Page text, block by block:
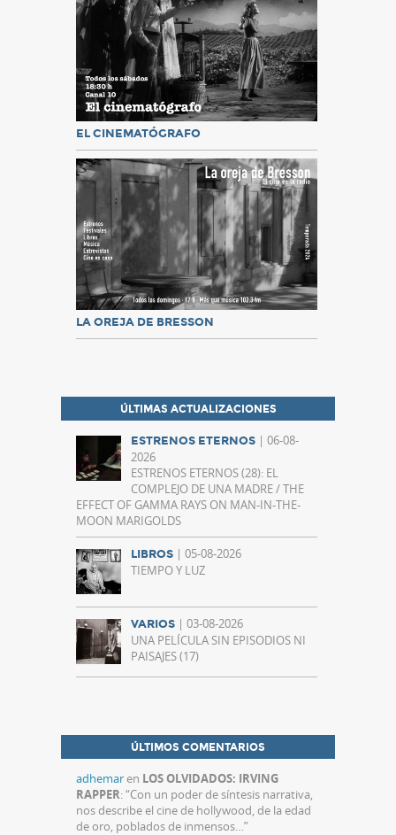
EL CINEMATÓGRAFO
LA OREJA DE BRESSON
ÚLTIMAS ACTUALIZACIONES
ESTRENOS ETERNOS | 06-08-
2026
ESTRENOS ETERNOS (28): EL
COMPLEJO DE UNA MADRE / THE
EFFECT OF GAMMA RAYS ON MAN-IN-THE-
MOON MARIGOLDS
LIBROS | 05-08-2026
TIEMPO Y LUZ
VARIOS | 03-08-2026
UNA PELÍCULA SIN EPISODIOS NI
PAISAJES (17)
ÚLTIMOS COMENTARIOS
adhemaren LOS OLVIDADOS: IRVING
RAPPER: “Con un poder de síntesis narrativa,
nos describe el cine de hollywood, de la edad
de oro, poblados de inmensos… ”